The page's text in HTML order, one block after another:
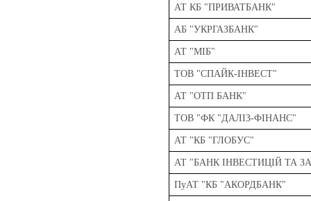
АТ КБ "ПРИВАТБАНК"
АБ "УКРГАЗБАНК"
АТ "МІБ"
ТОВ "СПАЙК-ІНВЕСТ"
АТ "ОТП БАНК"
ТОВ "ФК "ДАЛІЗ-ФІНАНС"
АТ "КБ "ГЛОБУС"
АТ "БАНК ІНВЕСТИЦІЙ ТА
ПуАТ "КБ "АКОРДБАНК"